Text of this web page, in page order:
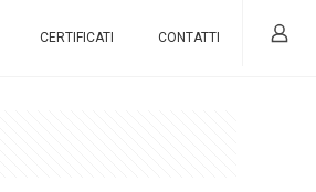
CERTIFICATI CONTATTI